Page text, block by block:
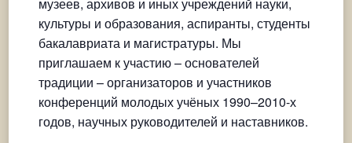
культуры и образования, аспиранты, студенты
бакалавриата и магистратуры. Мы
приглашаем к участию – основателей
традиции – организаторов и участников
конференций молодых учёных 1990–2010-х
годов, научных руководителей и наставников.